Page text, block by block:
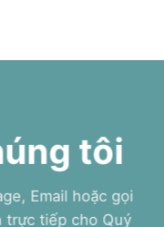
tôi
Email hoặc gọi
trực tiếp cho Quý